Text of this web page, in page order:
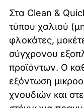
Στα Clean &
τύπου χαλιού
φλοκάτες,
σύγχρονου
προϊόντων. Ο
εξόντωση
χνουδιών και